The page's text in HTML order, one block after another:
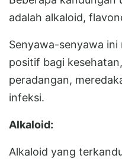
adalah alkaloid,
Senyawa-senyawa
positif bagi
peradangan,
infeksi.
Alkaloid:
Alkaloid yang